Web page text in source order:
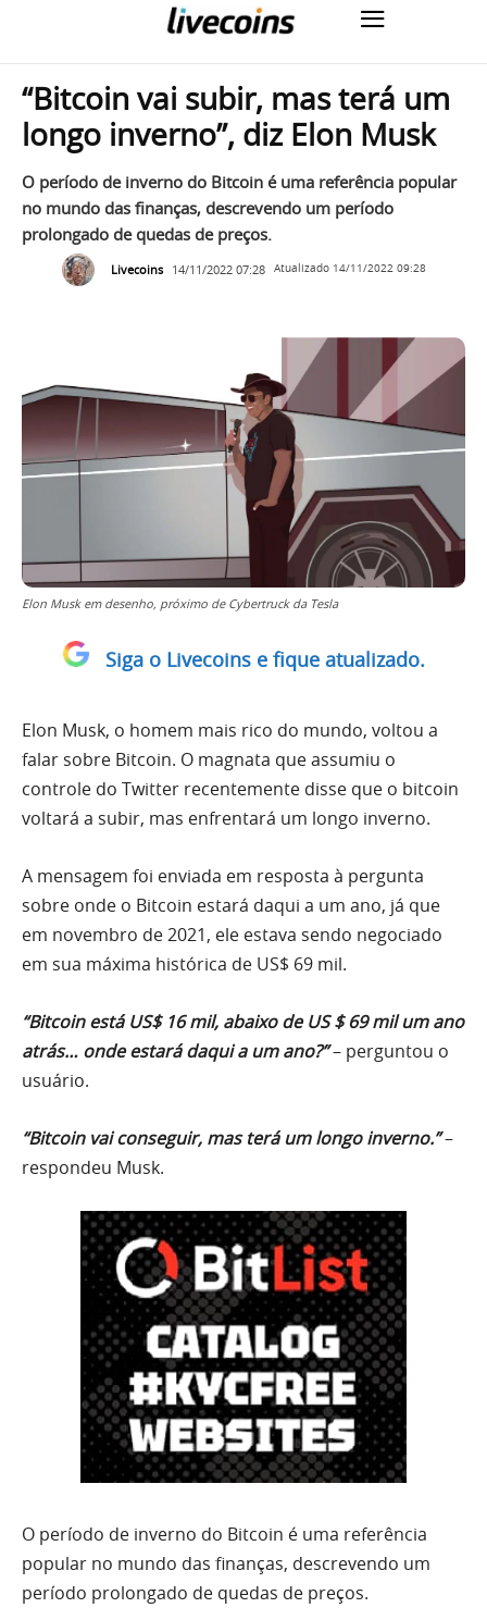
“Bitcoin vai subir, mas terá um
longo inverno”, diz Elon Musk
O período de inverno do Bitcoin é uma referência popular
no mundo das finanças, descrevendo um período
prolongado de quedas de preços.
Livecoins 14/11/2022 07:28 Atualizado 14/11/2022 09:28
Elon Musk em desenho, próximo de Cybertruck da Tesla
Siga o Livecoins e fique atualizado.
Elon Musk, o homem mais rico do mundo, voltou a
falar sobre Bitcoin. O magnata que assumiu o
controle do Twitter recentemente disse que o bitcoin
voltará a subir, mas enfrentará um longo inverno.
A mensagem foi enviada em resposta à pergunta
sobre onde o Bitcoin estará daqui a um ano, já que
em novembro de 2021, ele estava sendo negociado
em sua máxima histórica de US$ 69 mil.
“Bitcoin está US$ 16 mil, abaixo de US $ 69 mil um ano
atrás… onde estará daqui a um ano?”– perguntou o
usuário.
“Bitcoin vai conseguir, mas terá um longo inverno.”–
respondeu Musk.
O período de inverno do Bitcoin é uma referência
popular no mundo das finanças, descrevendo um
período prolongado de quedas de preços.